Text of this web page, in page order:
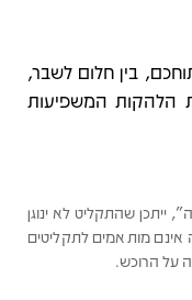
בין חלום לשבר,
הלהקות המשפיעות
ייתכן שהתקליט לא ינוגן
אינם מותאמים לתקליטים
על הרוכש.